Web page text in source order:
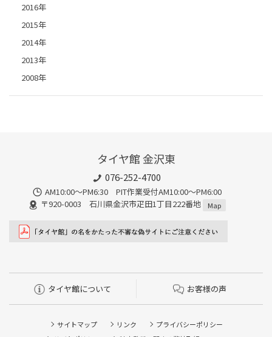
2016年
2015年
2014年
2013年
2008年
タイヤ館 金沢東
076-252-4700
AM10:00～PM6:30 PIT作業受付AM10:00～PM6:00
〒920-0003 石川県金沢市疋田1丁目222番地
Map
タイヤ館について お客様の声
サイトマップ リンク
プライバシーポリシー